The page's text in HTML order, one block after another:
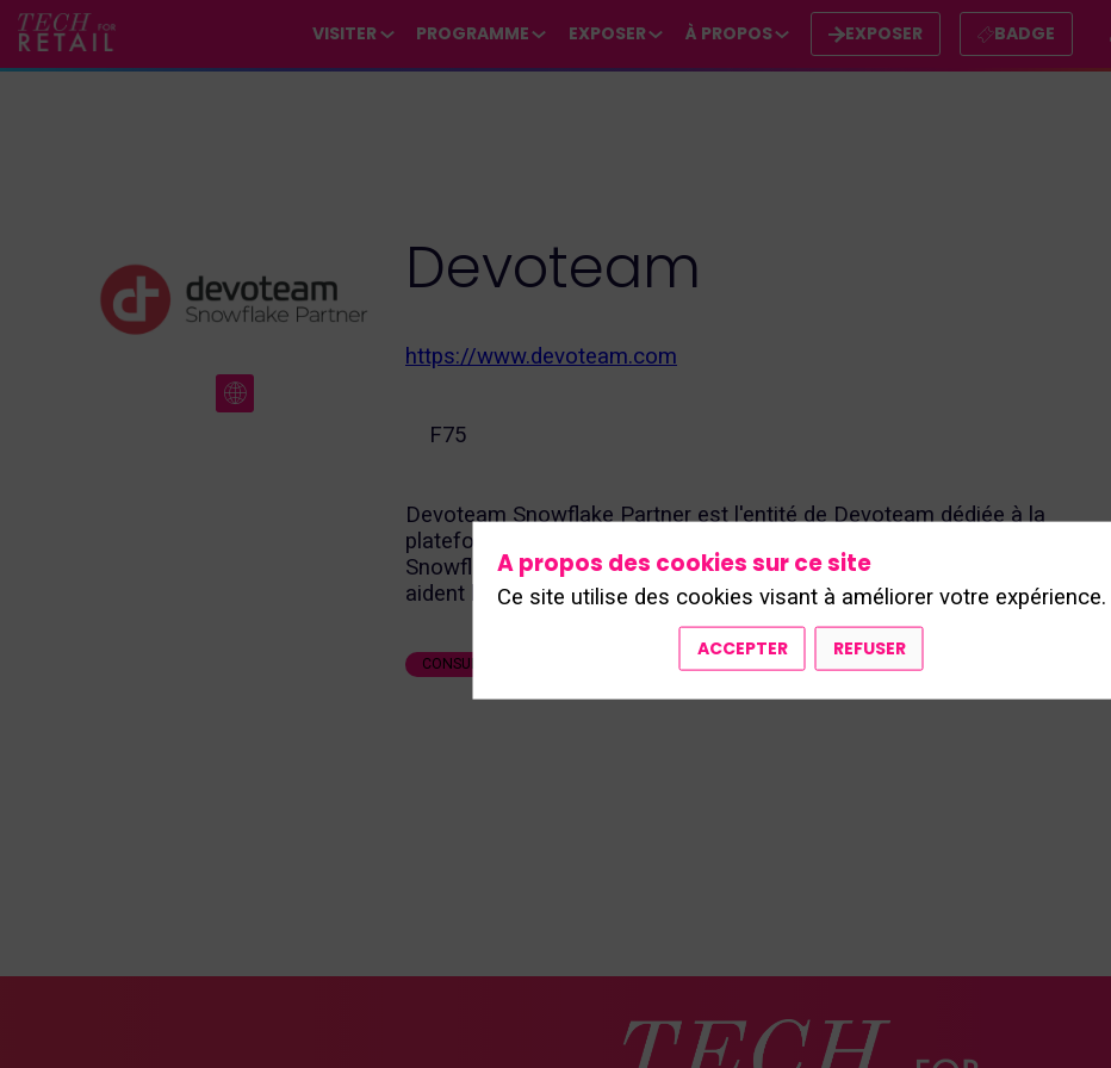
VISITER PROGRAMME EXPOSER À PROPOS EXPOSER BADGE
Devoteam
https://www.devoteam.com
F75
Devoteam Snowflake Partner est l'entité de Devoteam dédiée à la
plateforme Snowflake. Avec plus de 300 spécialistes formés sur
Snowflake et plus de 100 certifications SnowPro, Devoteam et Snowflake
aident les entreprises à tirer pleinement parti de la Data et l'IA.
CONSULTING
A propos des cookies sur ce site
Ce site utilise des cookies visant à améliorer votre expérience.
ACCEPTER REFUSER
*/*/
*/